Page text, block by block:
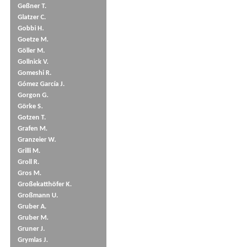
Geßner T.
Glatzer C.
Gobbi H.
Goetze M.
Göller M.
Gollnick V.
Gomeshi R.
Gómez García J.
Gorgon G.
Görke S.
Gotzen T.
Grafen M.
Granzeier W.
Grilli M.
Groll R.
Gros M.
Großekatthöfer K.
Großmann U.
Gruber A.
Gruber M.
Gruner J.
Grymlas J.